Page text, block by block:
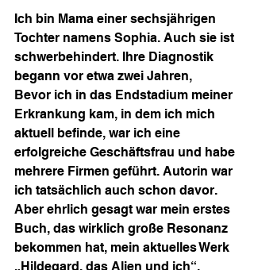
Ich bin Mama einer sechsjährigen
Tochter namens Sophia. Auch sie ist
schwerbehindert. Ihre Diagnostik
begann vor etwa zwei Jahren,
Bevor ich in das Endstadium meiner
Erkrankung kam, in dem ich mich
aktuell befinde, war ich eine
erfolgreiche Geschäftsfrau und habe
mehrere Firmen geführt. Autorin war
ich tatsächlich auch schon davor.
Aber ehrlich gesagt war mein erstes
Buch, das wirklich große Resonanz
bekommen hat, mein aktuelles Werk
„Hildegard, das Alien und ich“.